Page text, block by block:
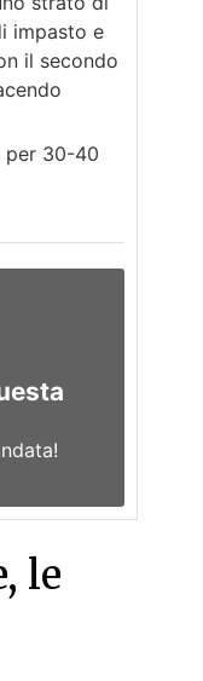
impasto e
il secondo
per 30-40
le